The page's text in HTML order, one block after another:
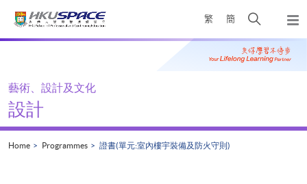
繁 簡
Open
search
panel
Main
藝術、設計及文化
設計
Home Programmes 證書(單元:室內樓宇裝備及防火守則)